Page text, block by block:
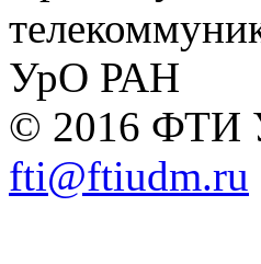
УрО РАН
© 2016 ФТИ
fti@ftiudm.ru